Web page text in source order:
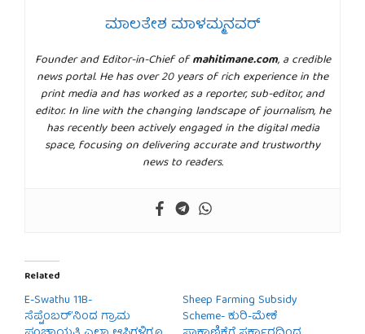
ಮಾಲತೇಶ ಮಾಳಮ್ಮನವರ್
Founder and Editor-in-Chief ofmahitimane.com, a credible
news portal. He has over 20 years of rich experience in the
print media and has worked as a reporter, sub-editor, and
editor. In line with the changing landscape of journalism, he
has recently been actively engaged in the digital media
space, focusing on delivering accurate and trustworthy
news to readers.
Related
E-Swathu 11B-
ಸೆಪ್ಟೆಂಬರ್’ನಿಂದ ಗ್ರಾಮ
Sheep Farming Subsidy
Scheme- ಕುರಿ-ಮೇಕೆ